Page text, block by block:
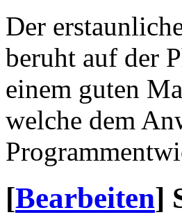
Der
beruht auf der
einem guten
welche dem
[Bearbeiten]